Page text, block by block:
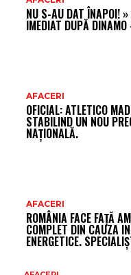
NU S-AU DAT ÎNAPOI!
IMEDIAT DUPĂ
AFACERI
OFICIAL: ATLETICO
STABILIND UN NOU
NAȚIONALĂ.
AFACERI
ROMÂNIA FACE FAȚĂ
COMPLET DIN CAUZA
ENERGETICE.